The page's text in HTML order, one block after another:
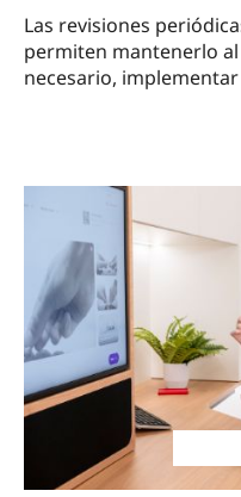
Las revisiones
permiten mantenerlo al
necesario,